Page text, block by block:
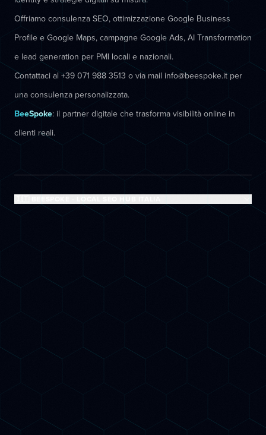
Offriamo consulenza SEO, ottimizzazione Google Business
Profile e Google Maps, campagne Google Ads, AI Transformation
e lead generation per PMI locali e nazionali.
Contattaci al +39 071 988 3513 o via mail info@beespoke.it per
una consulenza personalizzata.
BeeSpoke: il partner digitale che trasforma visibilità online in
clienti reali.